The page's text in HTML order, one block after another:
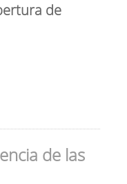
de
de las